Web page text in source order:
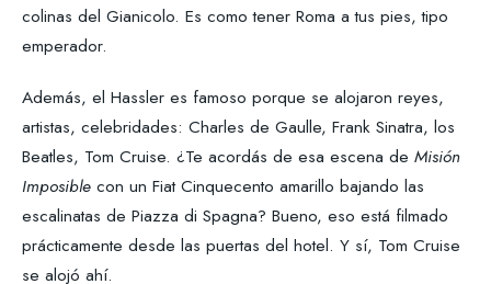
colinas del Gianicolo. Es como tener Roma a tus pies, tipo
emperador.
Además, el Hassler es famoso porque se alojaron reyes,
artistas, celebridades: Charles de Gaulle, Frank Sinatra, los
Beatles, Tom Cruise. ¿Te acordás de esa escena de Misión
Imposible con un Fiat Cinquecento amarillo bajando las
escalinatas de Piazza di Spagna? Bueno, eso está filmado
prácticamente desde las puertas del hotel. Y sí, Tom Cruise
se alojó ahí.